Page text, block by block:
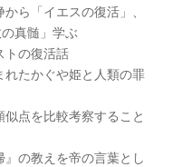
ら「イエスの復活」、
真髄」学ぶ
の復活話
たかぐや姫と人類の罪
点を比較考察すること
の教えを帝の言葉とし